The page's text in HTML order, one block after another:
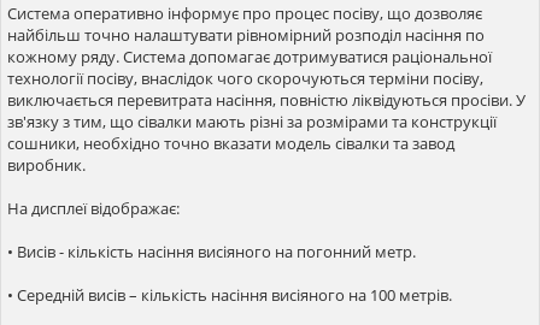
Система оперативно інформує про процес посіву, що дозволяє
найбільш точно налаштувати рівномірний розподіл насіння по
кожному ряду. Система допомагає дотримуватися раціональної
технології посіву, внаслідок чого скорочуються терміни посіву,
виключається перевитрата насіння, повністю ліквідуються просіви. У
зв'язку з тим, що сівалки мають різні за розмірами та конструкції
сошники, необхідно точно вказати модель сівалки та завод
виробник.
На дисплеї відображає:
• Висів - кількість насіння висіяного на погонний метр.
• Середній висів – кількість насіння висіяного на 100 метрів.